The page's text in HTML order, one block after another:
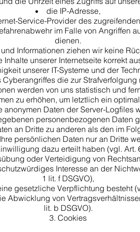
die IP-Adresse,
Service-Provider des
im Falle von Angriffen
dienen.
Informationen ziehen wir keine
unserer Internetseite korrekt
unserer IT-Systeme und der
die zur
werden von uns statistisch und
zu erhöhen, um letztlich ein
Daten der Server-Logfiles
personenbezogenen Daten
an Dritte zu anderen als den im
persönlichen Daten nur an Dritte
dazu erteilt haben (vgl. Art.
oder Verteidigung von
Interesse an der
1 lit. f DSGVO),
gesetzliche Verpflichtung besteht
Abwicklung von
lit. b DSGVO).
3. Cookies